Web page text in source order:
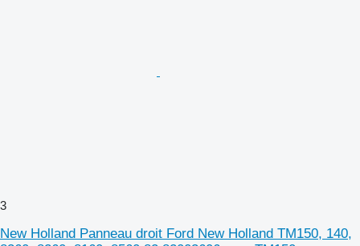
3
New Holland Panneau droit Ford New Holland TM150, 140,